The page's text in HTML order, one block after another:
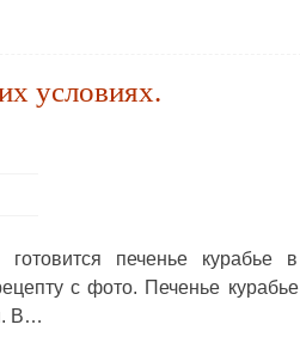
условиях.
печенье курабье в
с фото. Печенье курабье
В…